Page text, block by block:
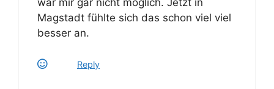
war mir gar nicht möglich. Jetzt in
Magstadt fühlte sich das schon viel viel
besser an.
Reply